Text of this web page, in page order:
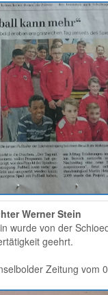
Werner Stein
wurde von der
geehrt.
Zeitung vom